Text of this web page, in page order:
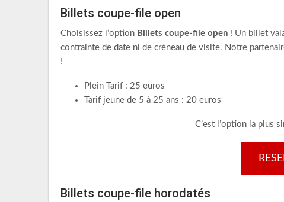
Billets coupe-file open
Choisissez l’option Billets coupe-file open ! Un billet
contrainte de date ni de créneau de visite. Notre
!
Plein Tarif : 25 euros
Tarif jeune de 5 à 25 ans : 20 euros
C’est l’option la plus
Billets coupe-file horodatés